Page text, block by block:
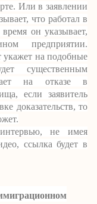
Или в заявлении
что работал в
он указывает,
предприятии.
укажет на подобные
существенным
на отказе в
если заявитель
доказательств, то
не имея
ссылка будет в